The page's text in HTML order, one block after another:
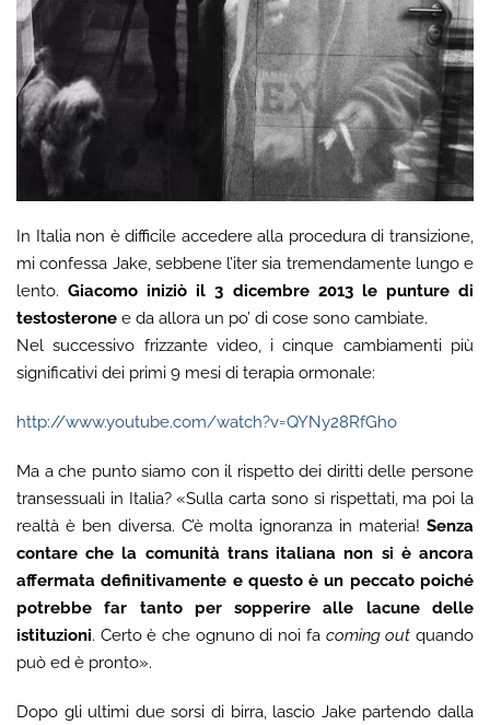
In Italia non è difficile accedere alla procedura di transizione,
mi confessa Jake, sebbene l’iter sia tremendamente lungo e
lento.Giacomo iniziò il 3 dicembre 2013 le punture di
testosterone e da allora un po’ di cose sono cambiate.
Nel successivo frizzante video, i cinque cambiamenti più
significativi dei primi 9 mesi di terapia ormonale:
http://www.youtube.com/watch?v=QYNy28RfGho
Ma a che punto siamo con il rispetto dei diritti delle persone
transessuali in Italia? «Sulla carta sono sì rispettati, ma poi la
realtà è ben diversa. C’è molta ignoranza in materia! Senza
contare che la comunità trans italiana non si è ancora
affermata definitivamente e questo è un peccato poiché
potrebbe far tanto per sopperire alle lacune delle
istituzioni. Certo è che ognuno di noi fa coming out quando
può ed è pronto».
Dopo gli ultimi due sorsi di birra, lascio Jake partendo dalla